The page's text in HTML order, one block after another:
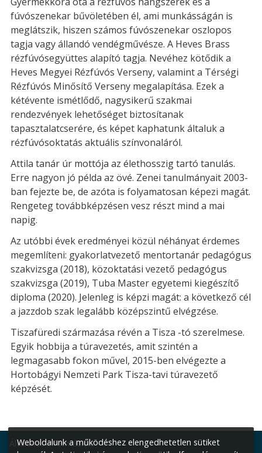
fúvószenekar bűvöletében él, ami munkásságán is
meglátszik, hiszen számos fúvószenekar oszlopos
tagja vagy állandó vendégművésze. A Heves Brass
rézfúvósegyüttes alapító tagja. Nevéhez kötődik a
Heves Megyei Rézfúvós Verseny, valamint a Térségi
Rézfúvós Minősítő Verseny megalapítása. Ezek a
kétévente ismétlődő, nagysikerű szakmai
rendezvények lehetőséget biztosítanak
tapasztalatcserére, és képet kaphatunk általuk a
rézfúvósoktatás aktuális színvonaláról.
Attila tanár úr mottója az élethosszig tartó tanulás.
Erre nagyon jó példa az övé. Zenei tanulmányait 2003-
ban fejezte be, de azóta is folyamatosan képezi magát.
Rengeteg továbbképzésen vesz részt mind a mai
napig.
Az utóbbi évek eredményei közül néhányat érdemes
megemlíteni: gyakorlatvezető mentortanár pedagógus
szakvizsga (2018), közoktatási vezető pedagógus
szakvizsga (2019), Tuba Master egyetemi kiegészítő
diploma (2020). Jelenleg is képzi magát: a következő cél
a jazzdob szak legalább középszintű elvégzése.
Tiszafüredi származása révén a Tisza -tó szerelmese.
Egyik hobbija a túravezetés, amit szintén a
legmagasabb fokon művel, 2015-ben elvégezte a
Hortobágyi Nemzeti Park Tisza-tavi túravezető
képzését.
Általános információk:
Weboldalunk a működéshez elengedhetetlen sütiket